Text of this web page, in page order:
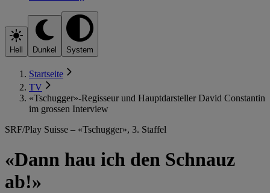
Hell Dunkel System
Startseite
TV
«Tschugger»-Regisseur und Hauptdarsteller David Constantin
im grossen Interview
SRF/Play Suisse – «Tschugger», 3. Staffel
«Dann hau ich den Schnauz
ab!»